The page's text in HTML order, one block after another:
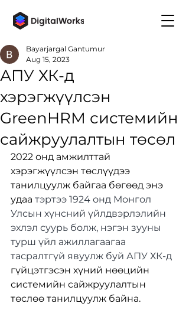
АПУ ХК-д
хэрэгжүүлсэн
GreenHRM системийн
сайжруулалтын төсөл
Bayarjargal Gantumur
Aug 15, 2023
2022 онд амжилттай
хэрэгжүүлсэн төслүүдээ
танилцуулж байгаа бөгөөд энэ
удаа тэртээ 1924 онд Монгол
Улсын хүнсний үйлдвэрлэлийн
эхлэл суурь болж, нэгэн зууны
турш үйл ажиллагаагаа
тасралтгүй явуулж буй АПУ ХК-д
гүйцэтгэсэн хүний нөөцийн
системийн сайжруулалтын
төслөө танилцуулж байна.